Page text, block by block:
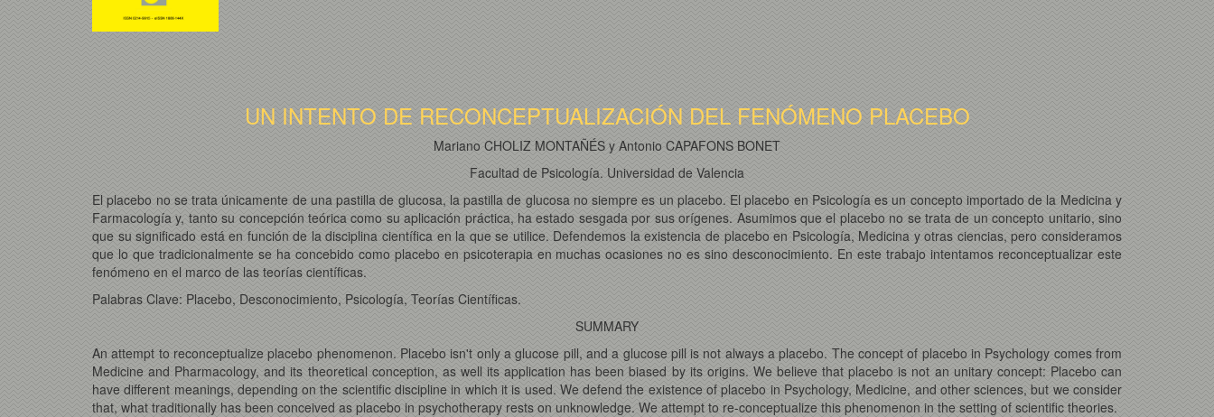
UN INTENTO DE RECONCEPTUALIZACIÓN DEL FENÓMENO PLACEBO
Mariano CHOLIZ MONTAÑÉS y Antonio CAPAFONS BONET
Facultad de Psicología. Universidad de Valencia
El placebo no se trata únicamente de una pastilla de glucosa, la pastilla de glucosa no siempre es un placebo. El placebo en Psicología es un concepto importado de la Medicina y
Farmacología y, tanto su concepción teórica como su aplicación práctica, ha estado sesgada por sus orígenes. Asumimos que el placebo no se trata de un concepto unitario, sino
que su significado está en función de la disciplina científica en la que se utilice. Defendemos la existencia de placebo en Psicología, Medicina y otras ciencias, pero consideramos
que lo que tradicionalmente se ha concebido como placebo en psicoterapia en muchas ocasiones no es sino desconocimiento. En este trabajo intentamos reconceptualizar este
fenómeno en el marco de las teorías científicas.
Palabras Clave: Placebo, Desconocimiento, Psicología, Teorías Científicas.
SUMMARY
An attempt to reconceptualize placebo phenomenon. Placebo isn't only a glucose pill, and a glucose pill is not always a placebo. The concept of placebo in Psychology comes from
Medicine and Pharmacology, and its theoretical conception, as well its application has been biased by its origins. We believe that placebo is not an unitary concept: Placebo can
have different meanings, depending on the scientific discipline in which it is used. We defend the existence of placebo in Psychology, Medicine, and other sciences, but we consider
that, what traditionally has been conceived as placebo in psychotherapy rests on unknowledge. We attempt to re-conceptualize this phenomenon in the setting of scientific theories.